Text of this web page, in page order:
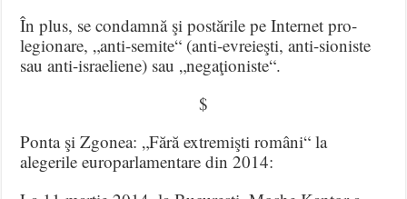
În plus, se condamnă şi postările pe Internet pro-
legionare, „anti-semite“ (anti-evreieşti, anti-sioniste
sau anti-israeliene) sau „negaţioniste“.
$
Ponta şi Zgonea: „Fără extremişti români“ la
alegerile europarlamentare din 2014: